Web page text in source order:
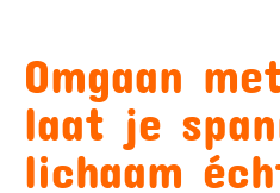
Omgaan
laat je
lichaam